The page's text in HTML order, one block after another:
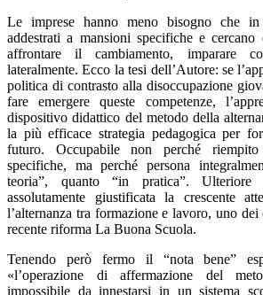
Le imprese hanno meno bisogno che
addestrati a mansioni specifiche e
affrontare il cambiamento, imparare
lateralmente. Ecco la tesi dell’Autore: se
politica di contrasto alla disoccupazione
fare emergere queste competenze,
dispositivo didattico del metodo della
la più efficace strategia pedagogica per
futuro. Occupabile non perché
specifiche, ma perché persona
teoria”, quanto “in pratica”. Ulteriore
assolutamente giustificata la crescente
l’alternanza tra formazione e lavoro, uno
recente riforma La Buona Scuola.
Tenendo però fermo il “nota bene”
«l’operazione di affermazione del
impossibile da innestarsi in un sistema